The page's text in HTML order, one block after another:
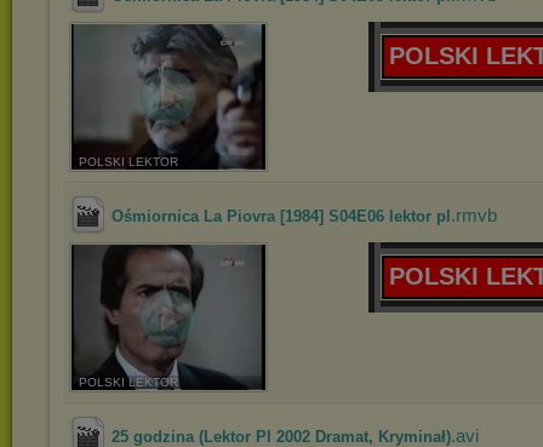
POLSKI LEKTOR
POLSKI
Ośmiornica La Piovra [1984] S04E06 lektor pl .rmvb
POLSKI LEKTOR
POLSKI
25 godzina (Lektor Pl 2002 Dramat, Kryminał).avi